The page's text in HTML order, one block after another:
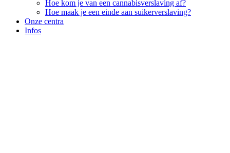
Hoe kom je van een cannabisverslaving af?
Hoe maak je een einde aan suikerverslaving?
Onze centra
Infos